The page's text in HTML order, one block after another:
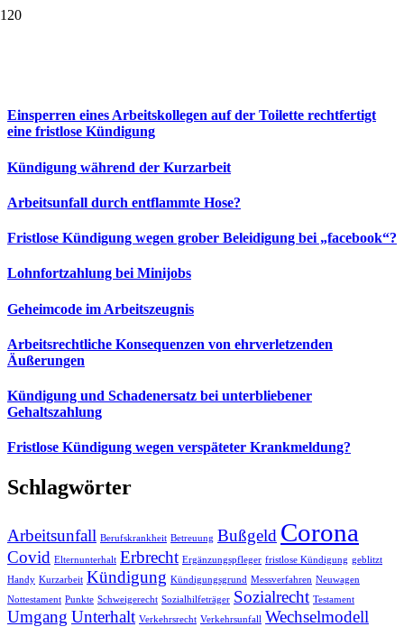
Einsperren eines Arbeitskollegen auf der Toilette rechtfertigt
eine fristlose Kündigung
Kündigung während der Kurzarbeit
Arbeitsunfall durch entflammte Hose?
Fristlose Kündigung wegen grober Beleidigung bei „facebook“?
Lohnfortzahlung bei Minijobs
Geheimcode im Arbeitszeugnis
Arbeitsrechtliche Konsequenzen von ehrverletzenden
Äußerungen
Kündigung und Schadenersatz bei unterbliebener
Gehaltszahlung
Fristlose Kündigung wegen verspäteter Krankmeldung?
Schlagwörter
Arbeitsunfall Berufskrankheit Betreuung Bußgeld Corona
Covid Elternunterhalt Erbrecht Ergänzungspfleger fristlose Kündigung geblitzt
Handy Kurzarbeit Kündigung Kündigungsgrund Messverfahren Neuwagen
Nottestament Punkte Schweigerecht Sozialhilfeträger Sozialrecht Testament
Umgang Unterhalt Verkehrsrecht Verkehrsunfall Wechselmodell